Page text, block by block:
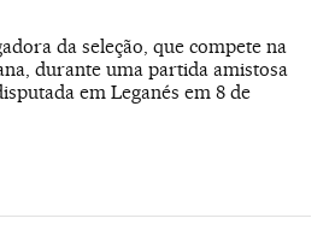
da seleção, que compete na
durante uma partida amistosa
em Leganés em 8 de